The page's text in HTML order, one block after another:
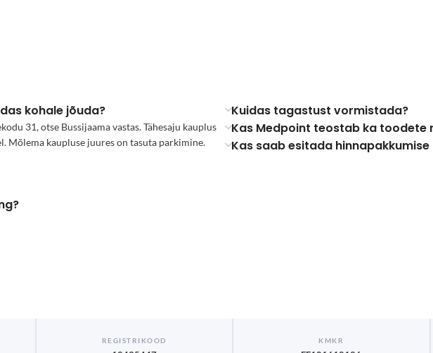
kohale jõuda?
31, otse Bussijaama vastas. Tähesaju kauplus
Mõlema kaupluse juures on tasuta parkimine.
Kuidas tagastust vormistada?
Kas Medpoint teostab ka toodete
Kas saab esitada
REGISTRIKOOD KMKR